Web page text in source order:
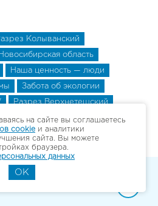
Колыванский
Новосибирская область
Наша ценность — люди
Забота об экологии
Разрез Верхнетешский
Разрез Верхнетешский
на сайте вы соглашаетесь
cookie и аналитики
сайта. Вы можете
браузера.
данных
OK